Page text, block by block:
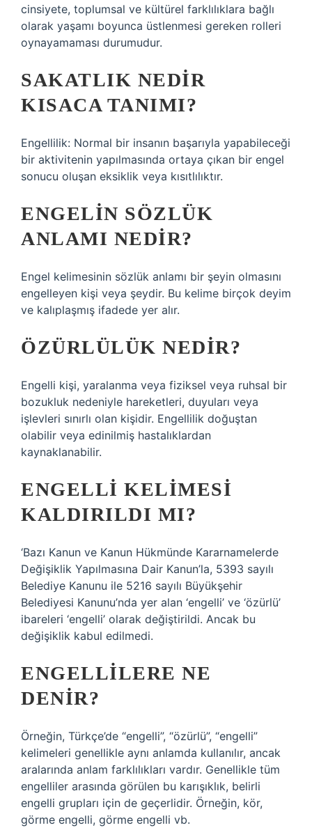
cinsiyete, toplumsal ve kültürel farklılıklara bağlı
olarak yaşamı boyunca üstlenmesi gereken rolleri
oynayamaması durumudur.
SAKATLIK NEDIR
KISACA TANIMI?
Engellilik: Normal bir insanın başarıyla yapabileceği
bir aktivitenin yapılmasında ortaya çıkan bir engel
sonucu oluşan eksiklik veya kısıtlılıktır.
ENGELIN SÖZLÜK
ANLAMI NEDIR?
Engel kelimesinin sözlük anlamı bir şeyin olmasını
engelleyen kişi veya şeydir. Bu kelime birçok deyim
ve kalıplaşmış ifadede yer alır.
ÖZÜRLÜLÜK NEDIR?
Engelli kişi, yaralanma veya fiziksel veya ruhsal bir
bozukluk nedeniyle hareketleri, duyuları veya
işlevleri sınırlı olan kişidir. Engellilik doğuştan
olabilir veya edinilmiş hastalıklardan
kaynaklanabilir.
ENGELLI KELIMESI
KALDIRILDI MI?
‘Bazı Kanun ve Kanun Hükmünde Kararnamelerde
Değişiklik Yapılmasına Dair Kanun’la, 5393 sayılı
Belediye Kanunu ile 5216 sayılı Büyükşehir
Belediyesi Kanunu’nda yer alan ‘engelli’ ve ‘özürlü’
ibareleri ‘engelli’ olarak değiştirildi. Ancak bu
değişiklik kabul edilmedi.
ENGELLILERE NE
DENIR?
Örneğin, Türkçe’de “engelli”, “özürlü”, “engelli”
kelimeleri genellikle aynı anlamda kullanılır, ancak
aralarında anlam farklılıkları vardır. Genellikle tüm
engelliler arasında görülen bu karışıklık, belirli
engelli grupları için de geçerlidir. Örneğin, kör,
görme engelli, görme engelli vb.